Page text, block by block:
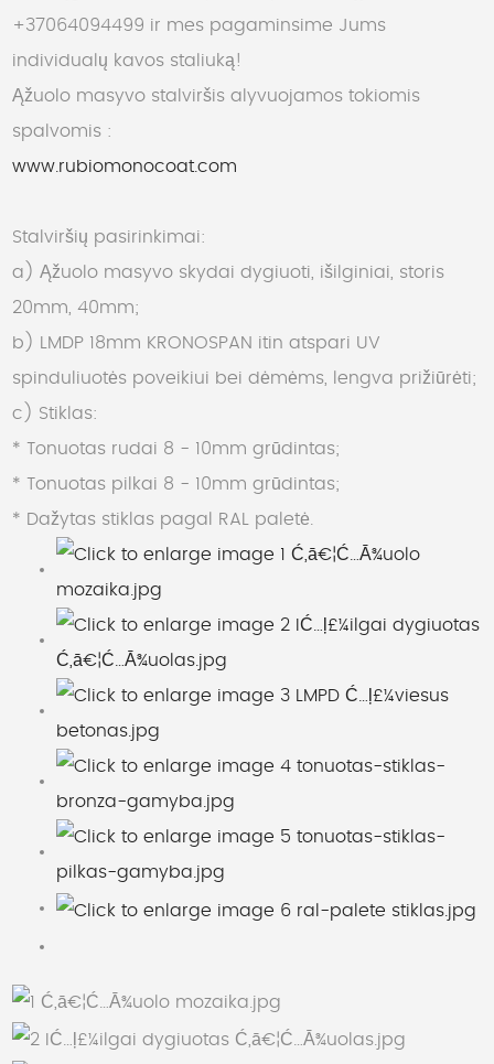
+37064094499 ir mes pagaminsime Jums
individualų kavos staliuką!
Ąžuolo masyvo stalviršis alyvuojamos tokiomis
spalvomis :
www.rubiomonocoat.com
Stalviršių pasirinkimai:
a) Ąžuolo masyvo skydai dygiuoti, išilginiai, storis
20mm, 40mm;
b) LMDP 18mm KRONOSPAN itin atspari UV
spinduliuotės poveikiui bei dėmėms, lengva prižiūrėti;
c) Stiklas:
* Tonuotas rudai 8 - 10mm grūdintas;
* Tonuotas pilkai 8 - 10mm grūdintas;
* Dažytas stiklas pagal RAL paletė.